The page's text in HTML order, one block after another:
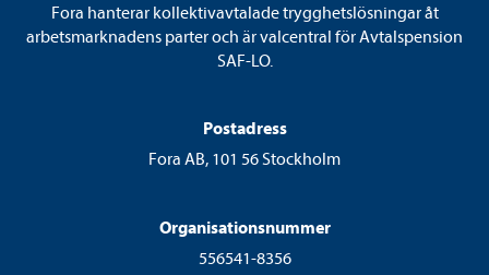
Fora hanterar kollektivavtalade trygghetslösningar åt
arbetsmarknadens parter och är valcentral för Avtalspension
SAF-LO.
Postadress
Fora AB, 101 56 Stockholm
Organisationsnummer
556541-8356